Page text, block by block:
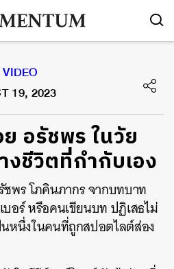
VIDEO
19, 2023
อรัชพร ในวัย
ชีวิตที่กำกับเอง
ชพร โภคินภากร จากบทบาท
อร์ หรือคนเขียนบท ปฏิเสธไม่
หนึ่งในคนที่ถูกสปอตไลต์ส่อง